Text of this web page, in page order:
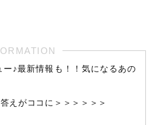
ー♪最新情報も！！気になるあの
えがココに＞＞＞＞＞＞